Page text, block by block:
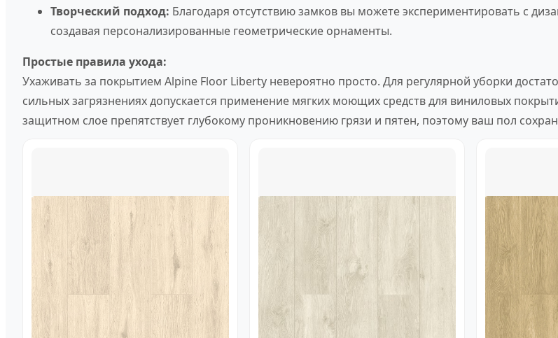
Творческий подход: Благодаря отсутствию замков вы можете экспериментировать с
создавая персонализированные геометрические орнаменты.
Простые правила ухода:
Ухаживать за покрытием Alpine Floor Liberty невероятно просто. Для регулярной уборки
сильных загрязнениях допускается применение мягких моющих средств для виниловых
защитном слое препятствует глубокому проникновению грязи и пятен, поэтому ваш пол